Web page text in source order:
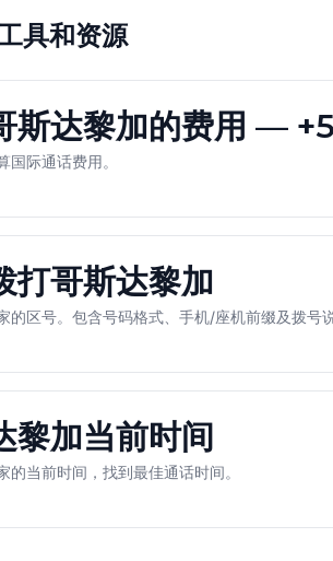
具和资源
斯达黎加的费用 —
国际通话费用。
打哥斯达黎加
的区号。包含号码格式、手机/座机前缀及拨号说
黎加当前时间
的当前时间，找到最佳通话时间。